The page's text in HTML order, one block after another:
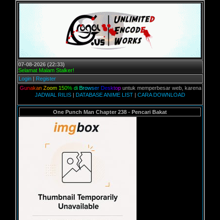
07-08-2026 (22:33)
Selamat Malam Stalker!
Login | Register
kan Zoom 150% di Bro wser Desk opuntuk memperbesar web, karena aslinya web
JADWAL RILIS | DATABASE ANIME LIST | CARA DOWNLOAD
One Punch Man Chapter 238 - Pencari Bakat